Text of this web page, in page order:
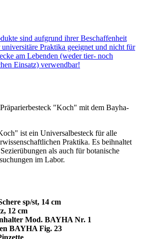
sind aufgrund ihrer Beschaffenheit
Praktika geeignet und nicht für
am Lebenden (weder tier- noch
Einsatz) verwendbar!
"Koch" mit dem Bayha-
ist ein Universalbesteck für alle
Praktika. Es beihnaltet
als auch für botanische
im Labor.
sp/st, 14 cm
12 cm
Mod. BAYHA Nr. 1
BAYHA Fig. 23